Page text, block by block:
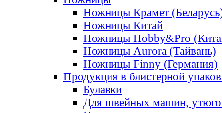
Ножницы Крамет
Ножницы Китай
Ножницы Hobby&Pro
Ножницы Aurora (Тайвань)
Ножницы Finny (Германия)
Продукция в блистерной
Булавки
Для швейных машин,